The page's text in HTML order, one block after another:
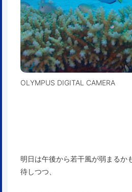
OLYMPUS DIGITAL CAMERA
明日は午後から若干風が弱まるか
待しつつ、